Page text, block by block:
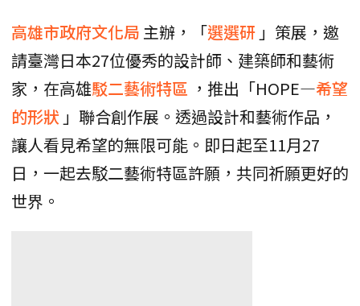
高雄市政府文化局 主辦，「選選研 」策展，邀
請臺灣日本27位優秀的設計師、建築師和藝術
家，在高雄駁二藝術特區 ，推出「HOPE—希望
的形狀 」聯合創作展。透過設計和藝術作品，
讓人看見希望的無限可能。即日起至11月27
日，一起去駁二藝術特區許願，共同祈願更好的
世界。